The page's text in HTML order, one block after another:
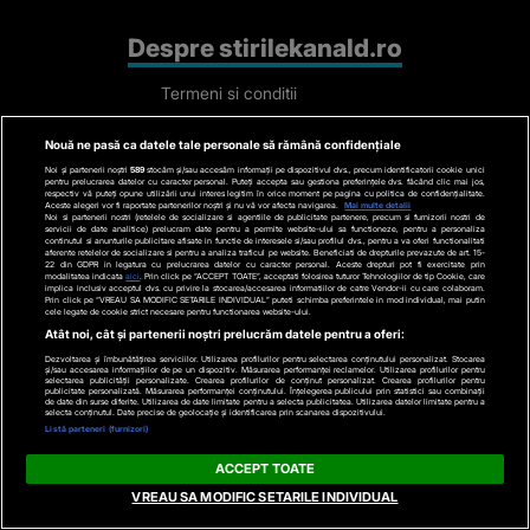
Despre stirilekanald.ro
Termeni si conditii
Cod deontologic
Avertisment
Contact
Politica de confidentialitate
Categorii
Stiri actuale
Stiri Politice
Educatie
Stiri externe
Nouă ne pasă ca datele tale personale să rămână confidențiale
Noi și partenerii noștri 589stocăm și/sau accesăm informații pe dispozitivul dvs., precum identificatorii cookie unici
pentru prelucrarea datelor cu caracter personal. Puteți accepta sau gestiona preferințele dvs. făcând clic mai jos,
respectiv vă puteți opune utilizării unui interes legitim în orice moment pe pagina cu politica de confidențialitate.
Aceste alegeri vor fi raportate partenerilor noștri și nu vă vor afecta navigarea.
Mai multe detalii
Noi si partenerii nostri (retelele de socializare si agentiile de publicitate partenere, precum si furnizorii nostri de
servicii de date analitice) prelucram date pentru a permite website-ului sa functioneze, pentru a personaliza
continutul si anunturile publicitare afisate in functie de interesele si/sau profilul dvs., pentru a va oferi functionalitati
aferente retelelor de socializare si pentru a analiza traficul pe website. Beneficiati de drepturile prevazute de art. 15-
22 din GDPR in legatura cu prelucrarea datelor cu caracter personal. Aceste drepturi pot fi exercitate prin
modalitatea indicataaici . Prin click pe “ACCEPT TOATE”, acceptati folosirea tuturor Tehnologiilor de tip Cookie, care
implica inclusiv acceptul dvs. cu privire la stocarea/accesarea informatiilor de catre Vendor-ii cu care colaboram.
Prin click pe “VREAU SA MODIFIC SETARILE INDIVIDUAL” puteti schimba preferintele in mod individual, mai putin
cele legate de cookie strict necesare pentru functionarea website-ului.
Atât noi, cât și partenerii noștri prelucrăm datele pentru a oferi:
Dezvoltarea și îmbunătățirea serviciilor. Utilizarea profilurilor pentru selectarea conținutului personalizat. Stocarea
și/sau accesarea informațiilor de pe un dispozitiv. Măsurarea performanței reclamelor. Utilizarea profilurilor pentru
selectarea publicității personalizate. Crearea profilurilor de conținut personalizat. Crearea profilurilor pentru
publicitate personalizată. Măsurarea performanței conținutului. Înțelegerea publicului prin statistici sau combinații
de date din surse diferite. Utilizarea de date limitate pentru a selecta publicitatea. Utilizarea datelor limitate pentru a
selecta conținutul. Date precise de geolocație și identificarea prin scanarea dispozitivului.
Listă parteneri (furnizori)
ACCEPT TOATE
VREAU SA MODIFIC SETARILE INDIVIDUAL